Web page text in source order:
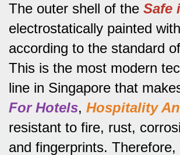
The outer shell of the Safe
electrostatically painted
according to the standard
This is the most modern
line in Singapore that
For Hotels, Hospitality
resistant to fire, rust,
and fingerprints. Therefore,